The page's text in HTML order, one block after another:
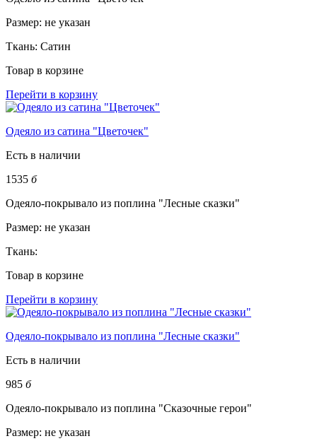
Размер: не указан
Ткань: Сатин
Товар в корзине
Перейти в корзину
Одеяло из сатина "Цветочек"
Есть в наличии
1535 б
Одеяло-покрывало из поплина "Лесные сказки"
Размер: не указан
Ткань:
Товар в корзине
Перейти в корзину
Одеяло-покрывало из поплина "Лесные сказки"
Есть в наличии
985 б
Одеяло-покрывало из поплина "Сказочные герои"
Размер: не указан